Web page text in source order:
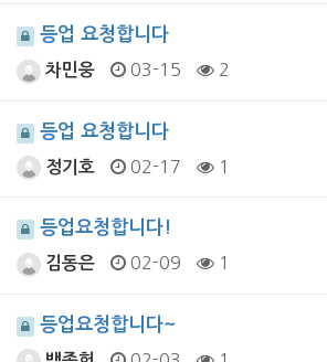
등업 요청합니다
차민웅 03-15 2
등업 요청합니다
정기호 02-17 1
등업요청합니다!
김동은 02-09 1
등업요청합니다~